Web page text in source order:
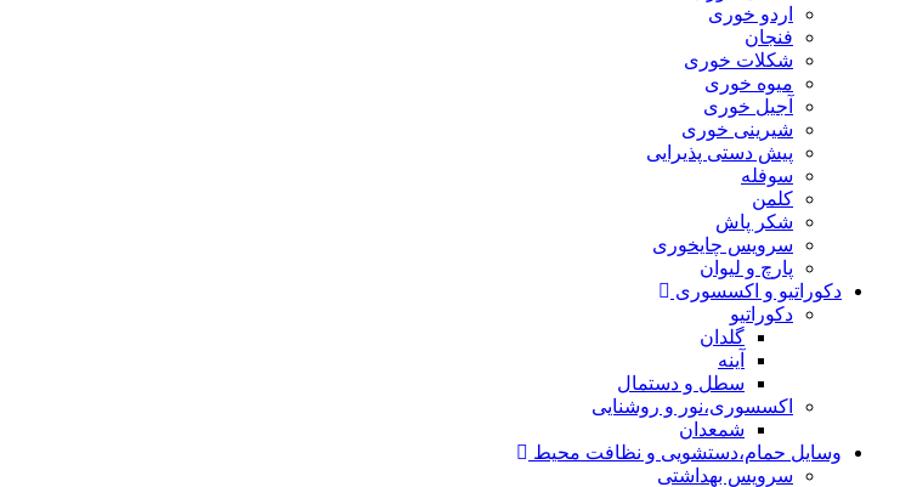
اردو خوری
فنجان
شکلات خوری
میوه خوری
آجیل خوری
شیرینی خوری
پیش دستی پذیرایی
سوفله
کلمن
شکر پاش
سرویس چایخوری
پارچ و لیوان
دکوراتیو و اکسسوری
دکوراتیو
گلدان
آینه
سطل و دستمال
اکسسوری،نور و روشنایی
شمعدان
وسایل حمام،دستشویی و نظافت محیط
سرویس بهداشتی